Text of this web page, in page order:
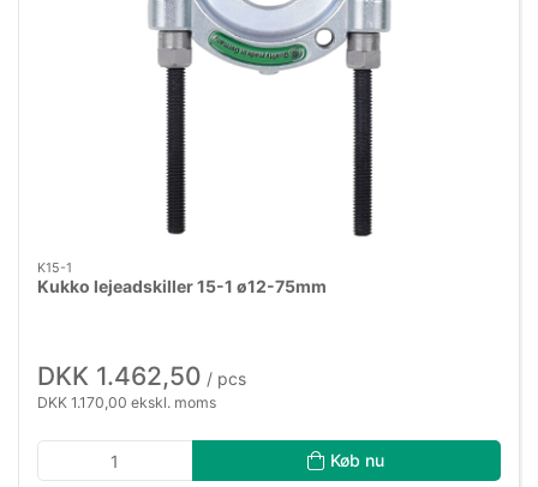
K15-1
Kukko lejeadskiller 15-1 ø12-75mm
DKK 1.462,50 / pcs
DKK 1.170,00 ekskl. moms
Køb nu